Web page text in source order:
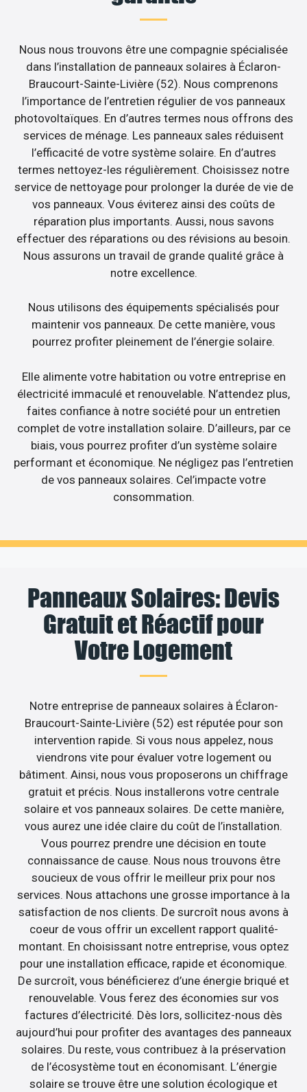
Nous nous trouvons être une compagnie spécialisée
dans l’installation de panneaux solaires à Éclaron-
Braucourt-Sainte-Livière (52). Nous comprenons
l’importance de l’entretien régulier de vos panneaux
photovoltaïques. En d’autres termes nous offrons des
services de ménage. Les panneaux sales réduisent
l’efficacité de votre système solaire. En d’autres
termes nettoyez-les régulièrement. Choisissez notre
service de nettoyage pour prolonger la durée de vie de
vos panneaux. Vous éviterez ainsi des coûts de
réparation plus importants. Aussi, nous savons
effectuer des réparations ou des révisions au besoin.
Nous assurons un travail de grande qualité grâce à
notre excellence.
Nous utilisons des équipements spécialisés pour
maintenir vos panneaux. De cette manière, vous
pourrez profiter pleinement de l’énergie solaire.
Elle alimente votre habitation ou votre entreprise en
électricité immaculé et renouvelable. N’attendez plus,
faites confiance à notre société pour un entretien
complet de votre installation solaire. D’ailleurs, par ce
biais, vous pourrez profiter d’un système solaire
performant et économique. Ne négligez pas l’entretien
de vos panneaux solaires. Cel’impacte votre
consommation.
Panneaux Solaires: Devis
Gratuit et Réactif pour
Votre Logement
Notre entreprise de panneaux solaires à Éclaron-
Braucourt-Sainte-Livière (52) est réputée pour son
intervention rapide. Si vous nous appelez, nous
viendrons vite pour évaluer votre logement ou
bâtiment. Ainsi, nous vous proposerons un chiffrage
gratuit et précis. Nous installerons votre centrale
solaire et vos panneaux solaires. De cette manière,
vous aurez une idée claire du coût de l’installation.
Vous pourrez prendre une décision en toute
connaissance de cause. Nous nous trouvons être
soucieux de vous offrir le meilleur prix pour nos
services. Nous attachons une grosse importance à la
satisfaction de nos clients. De surcroît nous avons à
coeur de vous offrir un excellent rapport qualité-
montant. En choisissant notre entreprise, vous optez
pour une installation efficace, rapide et économique.
De surcroît, vous bénéficierez d’une énergie briqué et
renouvelable. Vous ferez des économies sur vos
factures d’électricité. Dès lors, sollicitez-nous dès
aujourd’hui pour profiter des avantages des panneaux
solaires. Du reste, vous contribuez à la préservation
de l’écosystème tout en économisant. L’énergie
solaire se trouve être une solution écologique et